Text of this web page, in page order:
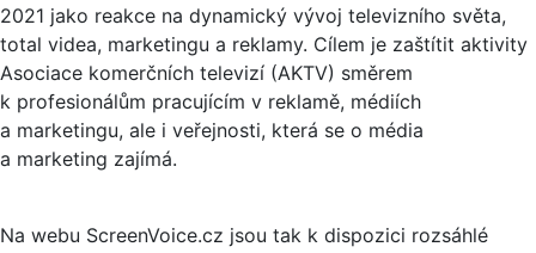
2021 jako reakce na dynamický vývoj televizního světa,
total videa, marketingu a reklamy. Cílem je zaštítit aktivity
Asociace komerčních televizí (AKTV) směrem
k profesionálům pracujícím v reklamě, médiích
a marketingu, ale i veřejnosti, která se o média
a marketing zajímá.
Na webu ScreenVoice.cz jsou tak k dispozici rozsáhlé